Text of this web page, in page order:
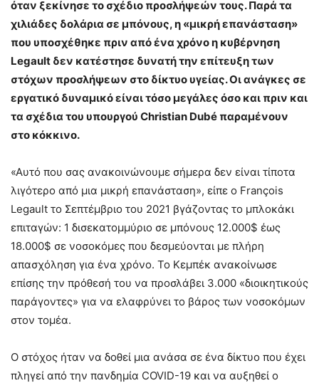
όταν ξεκίνησε το σχέδιο προσλήψεών τους. Παρά τα
χιλιάδες δολάρια σε μπόνους, η «μικρή επανάσταση»
που υποσχέθηκε πριν από ένα χρόνο η κυβέρνηση
Legault δεν κατέστησε δυνατή την επίτευξη των
στόχων προσλήψεων στο δίκτυο υγείας. Οι ανάγκες σε
εργατικό δυναμικό είναι τόσο μεγάλες όσο και πριν και
τα σχέδια του υπουργού Christian Dubé παραμένουν
στο κόκκινο.
«Αυτό που σας ανακοινώνουμε σήμερα δεν είναι τίποτα
λιγότερο από μια μικρή επανάσταση», είπε ο François
Legault το Σεπτέμβριο του 2021 βγάζοντας το μπλοκάκι
επιταγών: 1 δισεκατομμύριο σε μπόνους 12.000$ έως
18.000$ σε νοσοκόμες που δεσμεύονται με πλήρη
απασχόληση για ένα χρόνο. Το Κεμπέκ ανακοίνωσε
επίσης την πρόθεσή του να προσλάβει 3.000 «διοικητικούς
παράγοντες» για να ελαφρύνει το βάρος των νοσοκόμων
στον τομέα.
Ο στόχος ήταν να δοθεί μια ανάσα σε ένα δίκτυο που έχει
πληγεί από την πανδημία COVID-19 και να αυξηθεί ο